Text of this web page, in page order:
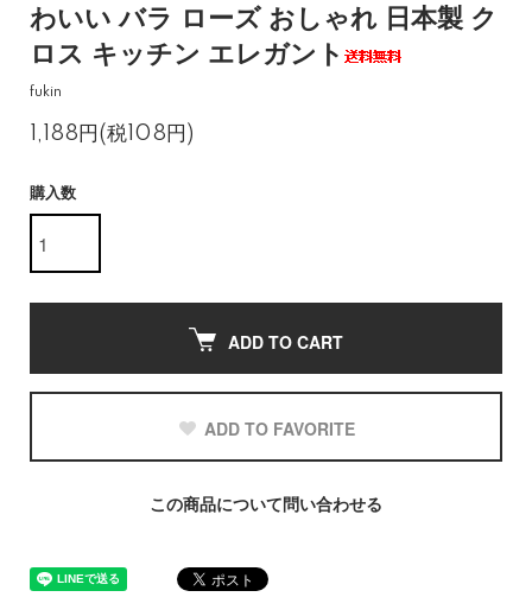
わいい バラ ローズ おしゃれ 日本製 ク
ロス キッチン エレガント
fukin
1,188円(税108円)
購入数
ADD TO CART
ADD TO FAVORITE
この商品について問い合わせる